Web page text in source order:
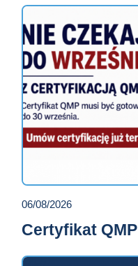
06/08/2026
Certyfikat QMP